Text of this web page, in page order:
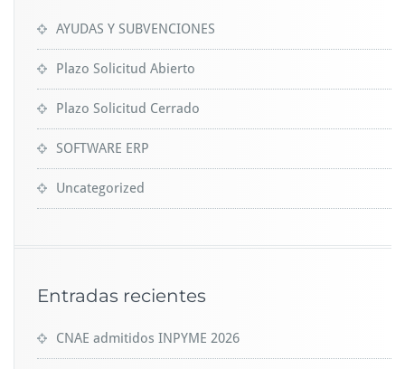
AYUDAS Y SUBVENCIONES
Plazo Solicitud Abierto
Plazo Solicitud Cerrado
SOFTWARE ERP
Uncategorized
Entradas recientes
CNAE admitidos INPYME 2026